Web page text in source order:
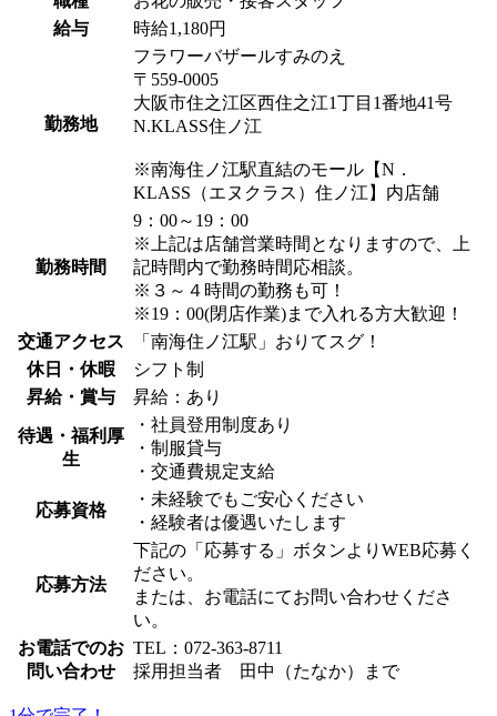
給与
時給1,180円
勤務地
フラワーバザールすみのえ
〒559-0005
大阪市住之江区西住之江1丁目1番地41号
N.KLASS住ノ江
※南海住ノ江駅直結のモール【N．
KLASS（エヌクラス）住ノ江】内店舗
勤務時間
9：00～19：00
※上記は店舗営業時間となりますので、上
記時間内で勤務時間応相談。
※３～４時間の勤務も可！
※19：00(閉店作業)まで入れる方大歓迎！
交通アクセス
「南海住ノ江駅」おりてスグ！
休日・休暇
シフト制
昇給・賞与
昇給：あり
待遇・福利厚
生
・社員登用制度あり
・制服貸与
・交通費規定支給
応募資格
・未経験でもご安心ください
・経験者は優遇いたします
応募方法
下記の「応募する」ボタンよりWEB応募く
ださい。
または、お電話にてお問い合わせくださ
い。
お電話でのお
問い合わせ
TEL：072-363-8711
採用担当者 田中（たなか）まで